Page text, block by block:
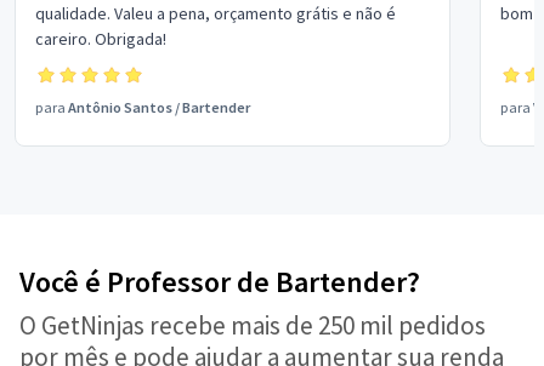
qualidade. Valeu a pena, orçamento grátis e não é
careiro. Obrigada!
para Antônio Santos /Bartender
bom
para
Você é Professor de Bartender?
O GetNinjas recebe mais de 250 mil pedidos
por mês e pode ajudar a aumentar sua renda